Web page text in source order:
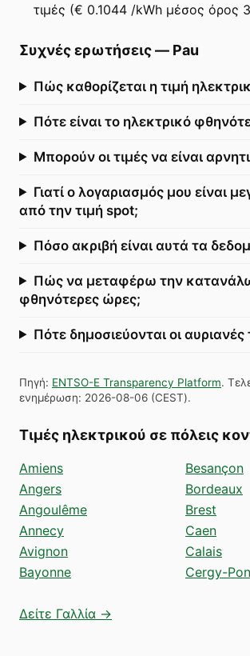
τιμές (€ 0.1044 /kWh μέσος όρος
Συχνές ερωτήσεις— Pau
Πώς καθορίζεται η τιμή
Πότε είναι το ηλεκτρικό
Μπορούν οι τιμές να είναι
Γιατί ο λογαριασμός μου είναι
από την τιμή spot;
Πόσο ακριβή είναι αυτά τα
Πώς να μεταφέρω την
φθηνότερες ώρες;
Πότε δημοσιεύονται οι αυριανές
Πηγή: ENTSO-E Transparency Platform.
ενημέρωση: 2026-08-06 (CEST).
Τιμές ηλεκτρικού σε πόλεις
Amiens
Angers
Angoulême
Annecy
Avignon
Bayonne
Besançon
Bordeaux
Brest
Caen
Calais
Cergy-
Δείτε Γαλλία →